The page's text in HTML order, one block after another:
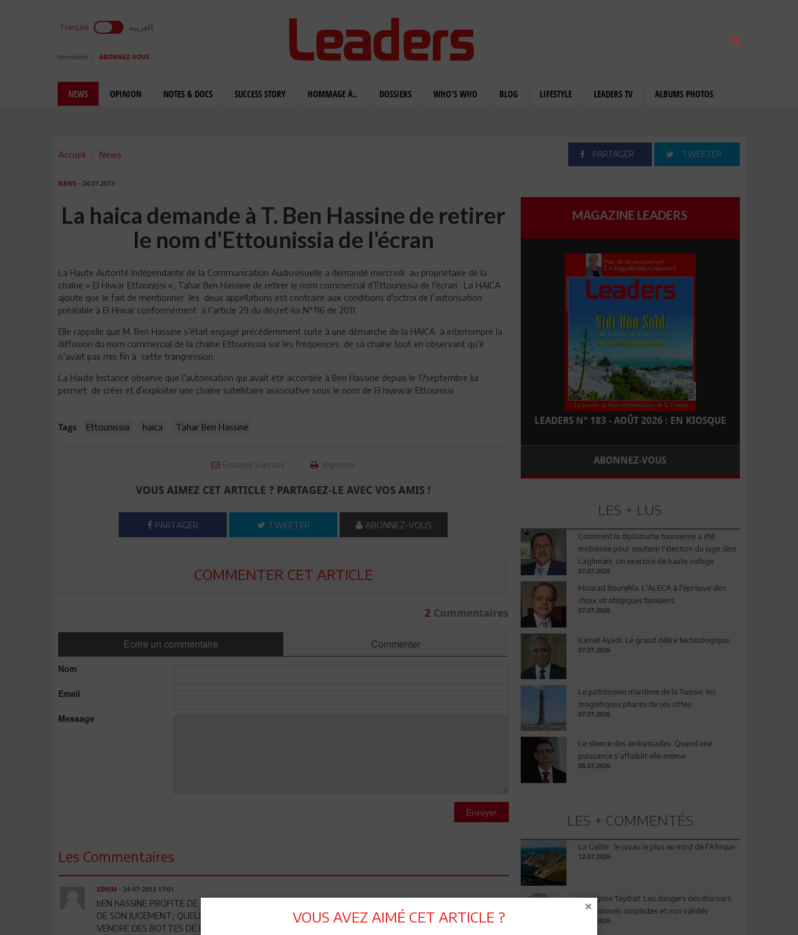
Français العربية
Newsletter ABONNEZ-VOUS
NEWS OPINION NOTES & DOCS SUCCESS STORY HOMMAGE À.. DOSSIERS WHO'S WHO BLOG LIFESTYLE LEADERS TV ALBUMS PHOTOS
Accueil News PARTAGER TWEETER
NEWS - 24.07.2013
La haica demande à T. Ben Hassine de retirer
le nom d'Ettounissia de l'écran
La Haute Autorité Indépendante de la Communication Audiovisuelle a demandé mercredi au propriétaire de la
chaîne « El Hiwar Ettounissi », Tahar Ben Hassine de retirer le nom commercial d’Ettounissia de l’écran. La HAICA
ajoute que le fait de mentionner les deux appellations est contraire aux conditions d’octroi de l’autorisation
préalable à El Hiwar conformément à l’article 29 du décret-loi N°116 de 2011.
Elle rappelle que M. Ben Hassine s’était engagé précédemment suite à une démarche de la HAICA à interrompre la
diffusion du nom commercial de la chaîne Ettounissia sur les fréquences de sa chaîne tout en observant qu’il
n’avait pas mis fin à cette trangression.
La Haute Instance observe que l’autorisation qui avait été accordée à Ben Hassine depuis le 17septembre lui
permet de créer et d’exploiter une chaîne satellitaire associative sous le nom de El hiwwar Ettounissi
Tags : Ettounissia haica Tahar Ben Hassine
Envoyer à un ami Imprimer
VOUS AIMEZ CET ARTICLE ? PARTAGEZ-LE AVEC VOS AMIS !
PARTAGER TWEETER ABONNEZ-VOUS
COMMENTER CET ARTICLE
2Commentaires
Ecrire un commentaire Commenter
Nom
Email
Message
Envoyer
Les Commentaires
SIHEM - 24-07-2013 17:01
bEN hASSINE PROFITE DE SA CHAINE POUR RASSEMBLER DES CITOYENS DEVANT LE TRIBUNAL LORS
DE SON JUGEMENT; QUELLE MANIERE D'ENCOURAGER LES JUGES A RESTER INDEPENDANT; QU IL VA
VENDRE DES BOTTES DE PERSIL
MAGAZINE LEADERS
LEADERS N° 183 - AOÛT 2026 : EN KIOSQUE
ABONNEZ-VOUS
LES + LUS
Comment la diplomatie tunisienne a été
mobilisée pour soutenir l'élection du juge Slim
Laghmani: Un exercice de haute voltige
07.07.2026
Mourad Bourehla: L'ALECA à l'épreuve des
choix stratégiques tunisiens
07.07.2026
Kamel Ayadi: Le grand délire technologique
07.07.2026
Le patrimoine maritime de la Tunisie: les
magnifiques phares de ses côtes
07.07.2026
Le silence des ambassades: Quand une
puissance s’affaiblit elle-même
08.07.2026
LES + COMMENTÉS
La Galite : le joyau le plus au nord de l'Afrique
12.07.2026
Le régime Tayibat: Les dangers des discours
nutritionnels simplistes et non validés
09.07.2026
VOUS AVEZ AIMÉ CET ARTICLE ?